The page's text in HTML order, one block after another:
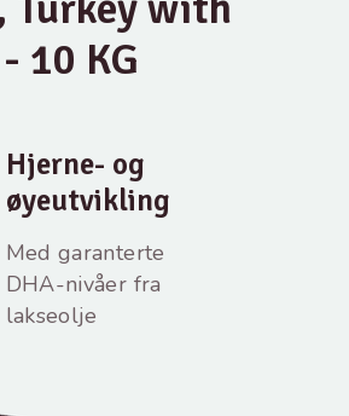
10 KG
Hjerne- og
øyeutvikling
Med garanterte
DHA-nivåer fra
lakseolje